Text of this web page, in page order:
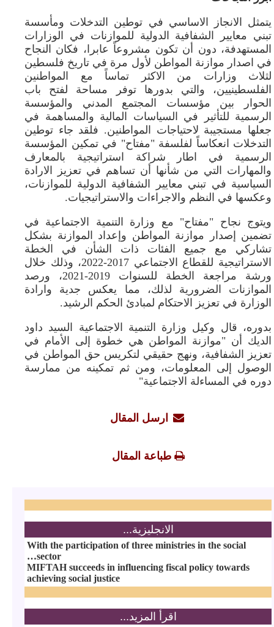
يتمثل الانجاز الاساسي في توطين التدخلات ومأسسة
تبني معايير الشفافية الدولية للموازنات في الوزارات
المستهدفة، دون أن تكون مشروعاً عابرا، فكان النجاح
في اصدار موازنة المواطن لأول مرة في تاريخ فلسطين
لثلاث وزارات من الاكثر تماساً مع المواطنين
الفلسطينيين، والتي بدورها توفر مساحة لفتح باب
الحوار بين مؤسسات المجتمع المدني والمؤسسة
الرسمية للتأثير في السياسات المالية والمساهمة في
جعلها مستجيبة لاحتياجات المواطنين. فلقد جاء توطين
التدخلات انعكاساً لفلسفة "مفتاح" في تمكين المؤسسة
الرسمية في اطار شراكة استراتيجية بالمعارف
والمهارات التي من شأنها أن تساهم في تعزيز الارادة
السياسية في تبني معايير الشفافية الدولية للموازنات،
وعكسها في النظم والاجراءات والاستراتيجيات.
ويتوج نجاح "مفتاح" مع وزارة التنمية الاجتماعية في
تضمين إصدار موازنة المواطن وإعداد الموازنة بشكل
تشاركي مع جميع الفئات ذات الشأن في الخطة
الاستراتيجية للقطاع الاجتماعي 2017-2022، وذلك خلال
ورشة مراجعة الخطة للسنوات 2019-2021، ورصد
الموازنات الضرورية لذلك، مما يعكس جدية وارادة
الوزارة في تعزيز الاحتكام لمبادئ الحكم الرشيد.
بدوره، قال وكيل وزارة التنمية الاجتماعية السيد داود
الديك أن "موازنة المواطن هي خطوة إلى الأمام في
تعزيز الشفافية، ونهج حقيقي لتكريس حق المواطن في
الوصول إلى المعلومات، ومن ثم تمكينه من ممارسة
دوره في المساءلة الاجتماعية"
ارسل المقال
طباعة المقال
الانجليزية...
With the participation of three ministries in the social
sector…
MIFTAH succeeds in influencing fiscal policy towards
achieving social justice
اقرأ المزيد...